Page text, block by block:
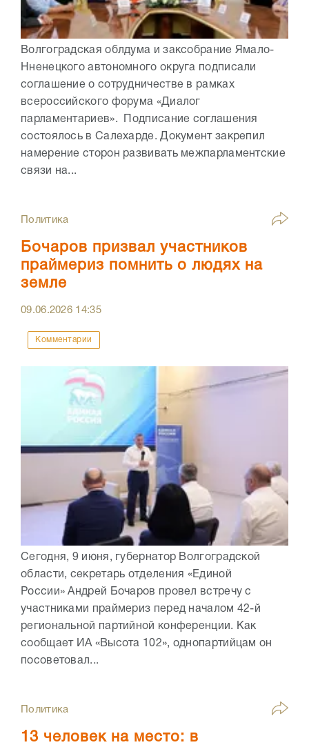
Волгоградская облдума и заксобрание Ямало-
Нненецкого автономного округа подписали
соглашение о сотрудничестве в рамках
всероссийского форума «Диалог
парламентариев». Подписание соглашения
состоялось в Салехарде. Документ закрепил
намерение сторон развивать межпарламентские
связи на...
Политика
Бочаров призвал участников
праймериз помнить о людях на
земле
09.06.2026 14:35
Комментарии
Сегодня, 9 июня, губернатор Волгоградской
области, секретарь отделения «Единой
России» Андрей Бочаров провел встречу с
участниками праймериз перед началом 42-й
региональной партийной конференции. Как
сообщает ИА «Высота 102», однопартийцам он
посоветовал...
Политика
13 человек на место: в